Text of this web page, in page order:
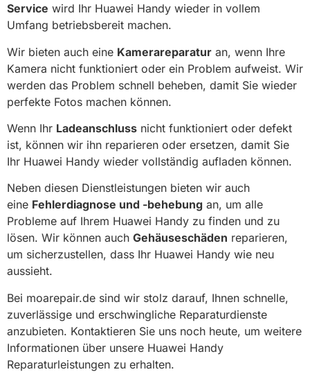
Service wird Ihr Huawei Handy wieder in vollem
Umfang betriebsbereit machen.
Wir bieten auch eine Kamerareparatur an, wenn Ihre
Kamera nicht funktioniert oder ein Problem aufweist. Wir
werden das Problem schnell beheben, damit Sie wieder
perfekte Fotos machen können.
Wenn Ihr Ladeanschluss nicht funktioniert oder defekt
ist, können wir ihn reparieren oder ersetzen, damit Sie
Ihr Huawei Handy wieder vollständig aufladen können.
Neben diesen Dienstleistungen bieten wir auch
eine Fehlerdiagnose und -behebung an, um alle
Probleme auf Ihrem Huawei Handy zu finden und zu
lösen. Wir können auch Gehäuseschäden reparieren,
um sicherzustellen, dass Ihr Huawei Handy wie neu
aussieht.
Bei moarepair.de sind wir stolz darauf, Ihnen schnelle,
zuverlässige und erschwingliche Reparaturdienste
anzubieten. Kontaktieren Sie uns noch heute, um weitere
Informationen über unsere Huawei Handy
Reparaturleistungen zu erhalten.